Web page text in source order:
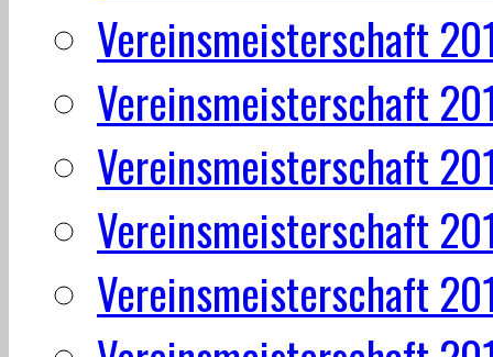
Vereinsmeisterschaft
Vereinsmeisterschaft
Vereinsmeisterschaft
Vereinsmeisterschaft
Vereinsmeisterschaft